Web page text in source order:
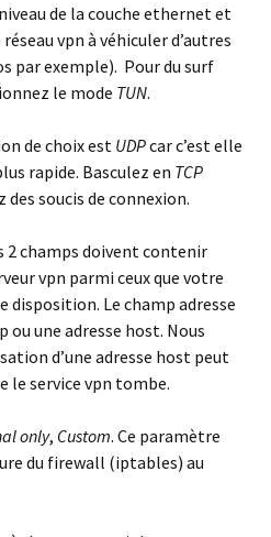
de la couche ethernet et
vpn à véhiculer d’autres
par exemple). Pour du surf
le mode TUN.
de choix est UDPcar c’est elle
rapide. Basculez en TCP
soucis de connexion.
2 champs doivent contenir
vpn parmi ceux que votre
disposition. Le champ adresse
ou une adresse host. Nous
d’une adresse host peut
le service vpn tombe.
only, Custom. Ce paramètre
du firewall (iptables) au